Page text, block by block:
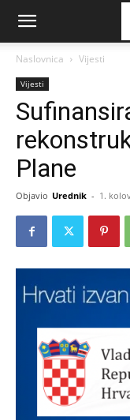
Naslovnica Vijesti
Vijesti
Plane
Objavio Urednik - 1.